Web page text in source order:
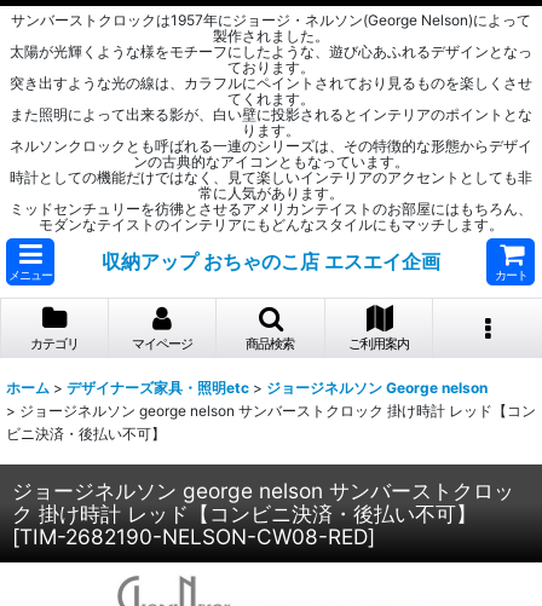
サンバーストクロックは1957年にジョージ・ネルソン(George Nelson)によって
製作されました。
太陽が光輝くような様をモチーフにしたような、遊び心あふれるデザインとなっ
ております。
突き出すような光の線は、カラフルにペイントされており見るものを楽しくさせ
てくれます。
また照明によって出来る影が、白い壁に投影されるとインテリアのポイントとな
ります。
ネルソンクロックとも呼ばれる一連のシリーズは、その特徴的な形態からデザイ
ンの古典的なアイコンともなっています。
時計としての機能だけではなく、見て楽しいインテリアのアクセントとしても非
常に人気があります。
ミッドセンチュリーを彷彿とさせるアメリカンテイストのお部屋にはもちろん、
モダンなテイストのインテリアにもどんなスタイルにもマッチします。
メニュー
収納アップ おちゃのこ店 エスエイ企画
カート
カテゴリ マイページ 商品検索 ご利用案内
ホーム > デザイナーズ家具・照明etc > ジョージネルソン George nelson
> ジョージネルソン george nelson サンバーストクロック 掛け時計 レッド【コン
ビニ決済・後払い不可】
ジョージネルソン george nelson サンバーストクロッ
ク 掛け時計 レッド【コンビニ決済・後払い不可】
[TIM-2682190-NELSON-CW08-RED]